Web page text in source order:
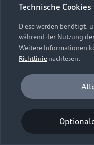
Bordbuch &
Verträge kündigen
Vertrag widerrufen
Datenschutz
Audi erleben
Newsletter
Datenschutzinformation
Cookie-Richtlinie
Digital Services Act
Embleme am
Webseite kann
Technische Cookies
Diese werden benötigt,
während der Nutzung
Weitere Informationen
Richtlinie nachlesen.
Analyse und Statistik
Performance Cookies
darüber, wie unsere
Anzahl der Besuche,
werden zur